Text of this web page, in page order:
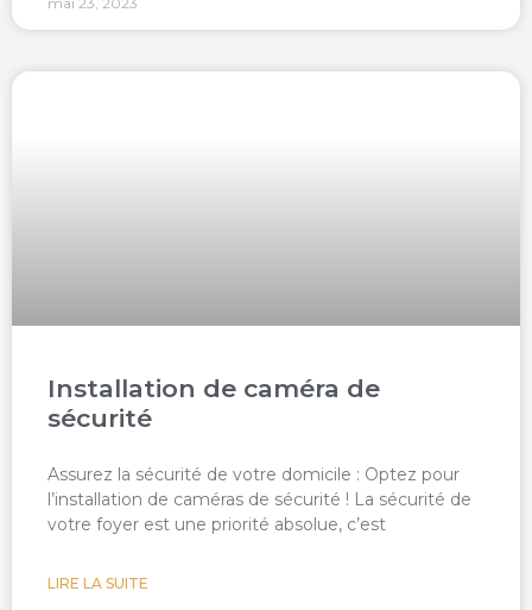
Installation de caméra de
sécurité
Assurez la sécurité de votre domicile : Optez pour
l’installation de caméras de sécurité ! La sécurité de
votre foyer est une priorité absolue, c’est
LIRE LA SUITE